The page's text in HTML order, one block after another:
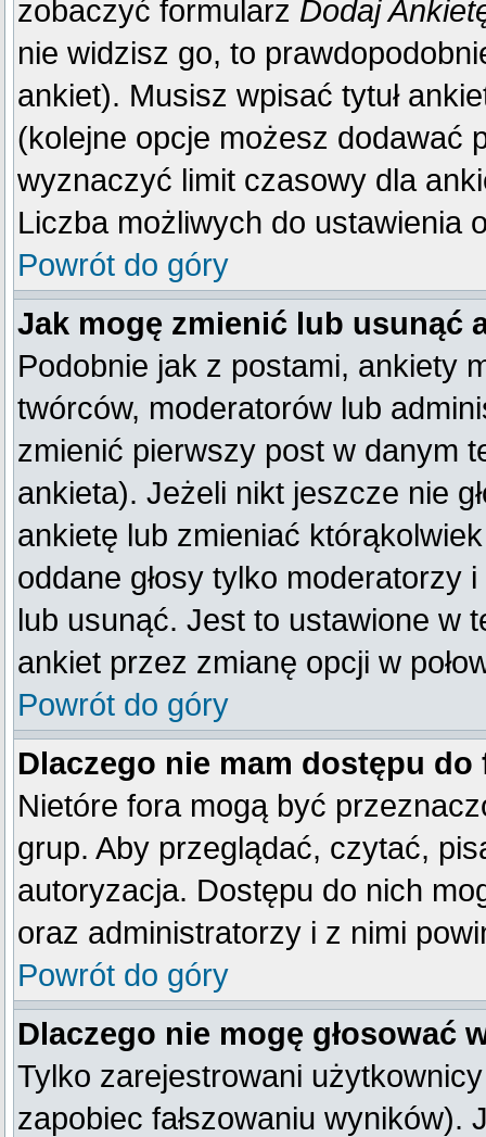
zobaczyć formularz Dodaj
nie widzisz go, to
ankiet). Musisz wpisać tytuł
(kolejne opcje możesz dodawać
wyznaczyć limit czasowy dla
Liczba możliwych do ustawienia
Powrót do góry
Jak mogę zmienić lub usunąć
Podobnie jak z postami, ankiety
twórców, moderatorów lub
zmienić pierwszy post w danym
ankieta). Jeżeli nikt jeszcze nie
ankietę lub zmieniać
oddane głosy tylko moderatorzy
lub usunąć. Jest to ustawione w
ankiet przez zmianę opcji w
Powrót do góry
Dlaczego nie mam dostępu do
Nietóre fora mogą być
grup. Aby przeglądać, czytać,
autoryzacja. Dostępu do nich
oraz administratorzy i z nimi
Powrót do góry
Dlaczego nie mogę głosować
Tylko zarejestrowani
zapobiec fałszowaniu wyników).